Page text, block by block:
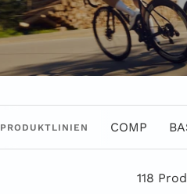
PRODUKTLINIEN COMP
118